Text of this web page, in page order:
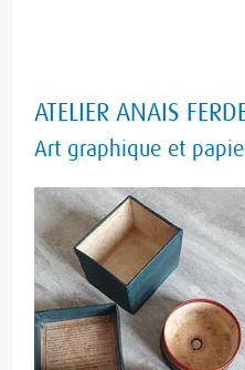
ATELIER ANAIS
Art graphique et
ATELIER
ANAIS